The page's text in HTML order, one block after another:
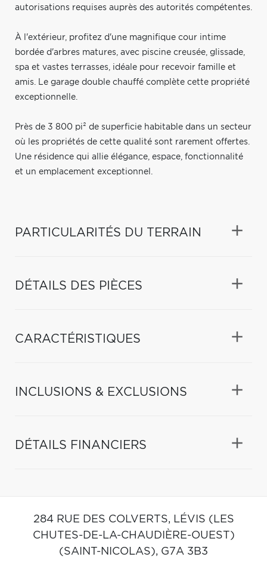
autorisations requises auprès des autorités compétentes.
À l'extérieur, profitez d'une magnifique cour intime
bordée d'arbres matures, avec piscine creusée, glissade,
spa et vastes terrasses, idéale pour recevoir famille et
amis. Le garage double chauffé complète cette propriété
exceptionnelle.
Près de 3 800 pi² de superficie habitable dans un secteur
où les propriétés de cette qualité sont rarement offertes.
Une résidence qui allie élégance, espace, fonctionnalité
et un emplacement exceptionnel.
PARTICULARITÉS DU TERRAIN
DÉTAILS DES PIÈCES
CARACTÉRISTIQUES
INCLUSIONS & EXCLUSIONS
DÉTAILS FINANCIERS
284 RUE DES COLVERTS, LÉVIS (LES
CHUTES-DE-LA-CHAUDIÈRE-OUEST)
(SAINT-NICOLAS), G7A 3B3